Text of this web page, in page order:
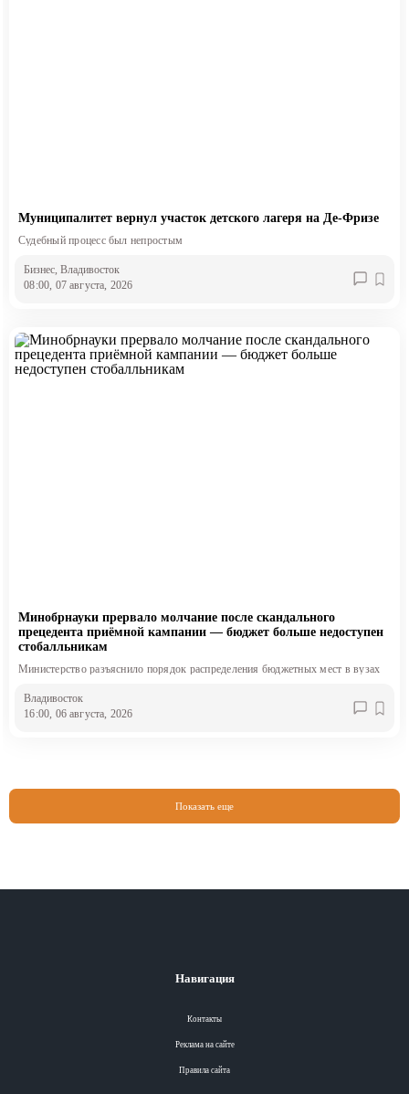
Муниципалитет вернул участок детского лагеря на Де-Фризе
Судебный процесс был непростым
Бизнес , Владивосток
08:00, 07 августа, 2026
Минобрнауки прервало молчание после скандального
прецедента приёмной кампании — бюджет больше недоступен
стобалльникам
Министерство разъяснило порядок распределения бюджетных мест в вузах
Владивосток
16:00, 06 августа, 2026
Показать еще
Навигация
Контакты
Реклама на сайте
Правила сайта